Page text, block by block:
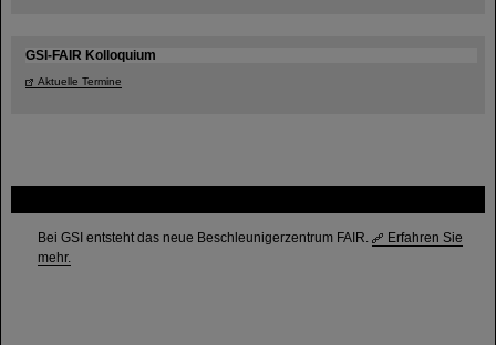
Bei GSI entsteht das neue Beschleunigerzentrum FAIR.
Erfahren Sie
mehr.
GSI-FAIR Kolloquium
Aktuelle Termine